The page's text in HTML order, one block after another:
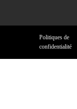
Politiques de
confidentialité